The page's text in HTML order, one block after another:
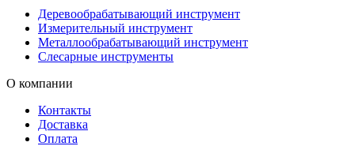
Деревообрабатывающий инструмент
Измерительный инструмент
Металлообрабатывающий инструмент
Слесарные инструменты
О компании
Контакты
Доставка
Оплата